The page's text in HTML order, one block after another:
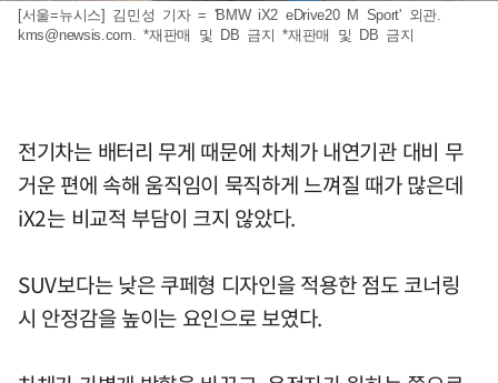
[서울=뉴시스] 김민성 기자 = 'BMW iX2 eDrive20 M Sport' 외관.
kms@newsis.com . *재판매 및 DB 금지 *재판매 및 DB 금지
전기차는 배터리 무게 때문에 차체가 내연기관 대비 무
거운 편에 속해 움직임이 묵직하게 느껴질 때가 많은데
iX2는 비교적 부담이 크지 않았다.
SUV보다는 낮은 쿠페형 디자인을 적용한 점도 코너링
시 안정감을 높이는 요인으로 보였다.